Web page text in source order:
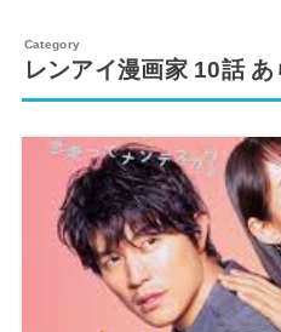
レンアイ漫画家 10話 あ